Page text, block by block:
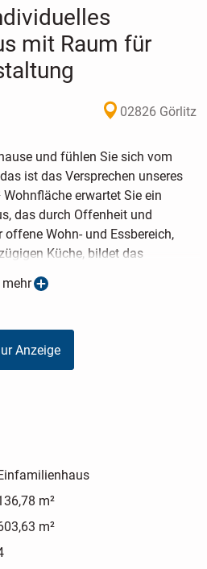
mit Raum für
02826 Görlitz
und fühlen Sie sich vom
ist das Versprechen unseres
erwartet Sie ein
das durch Offenheit und
Wohn- und Essbereich,
Küche, bildet das
dem Sie genussvolle Stunden,
Erlebnisse verbringen
ganz nach Ihren individuellen
sodass es perfekt zu Ihrem
ist das Schlafzimmer mit
und Eleganz bietet. Das Home 3
Ihren Bedürfnissen anpasst.
mehr
Anzeige
m²
m²